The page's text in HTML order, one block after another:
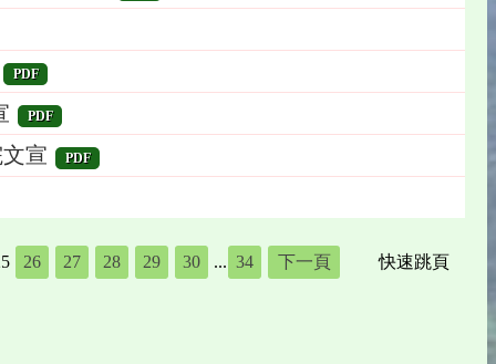
PDF
PDF
宣 PDF
26 27 28 29 30 ... 34 下一頁 快速跳頁